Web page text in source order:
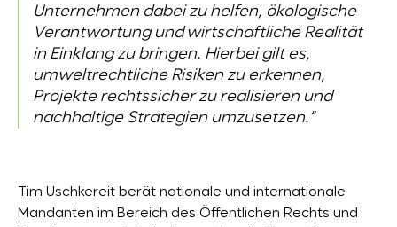
Unternehmen dabei zu helfen, ökologische
Verantwortung und wirtschaftliche Realität
in Einklang zu bringen. Hierbei gilt es,
umweltrechtliche Risiken zu erkennen,
Projekte rechtssicher zu realisieren und
nachhaltige Strategien umzusetzen.“
Tim Uschkereit berät nationale und internationale
Mandanten im Bereich des Öffentlichen Rechts und